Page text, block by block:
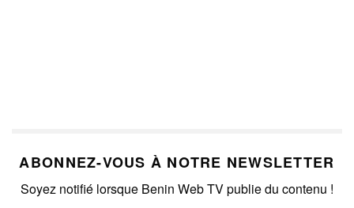
ABONNEZ-VOUS À NOTRE NEWSLETTER
Soyez notifié lorsque Benin Web TV publie du contenu !